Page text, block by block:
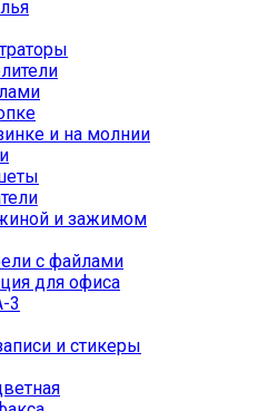
и на молнии
и зажимом
с файлами
для офиса
3
и стикеры